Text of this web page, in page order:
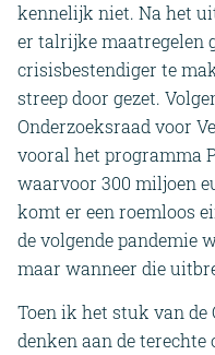
kennelijk niet. Na het
er talrijke maatregelen
crisisbestendiger te
streep door gezet.
Onderzoeksraad voor
vooral het programma
waarvoor 300 miljoen
komt er een roemloos
de volgende pandemie
maar wanneer die
Toen ik het stuk van de
denken aan de